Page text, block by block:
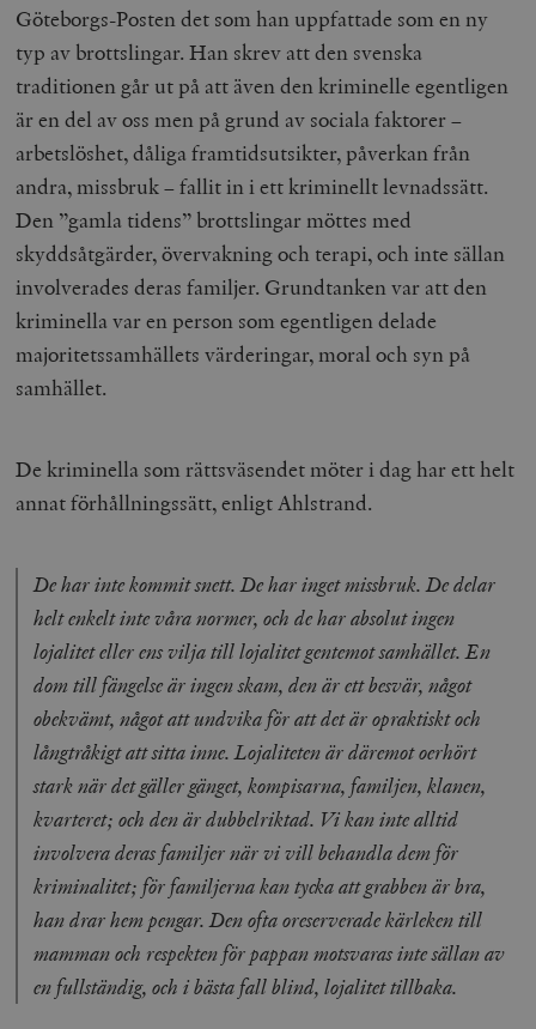
Göteborgs-Posten det som han uppfattade som en ny
typ av brottslingar. Han skrev att den svenska
traditionen går ut på att även den kriminelle egentligen
är en del av oss men på grund av sociala faktorer –
arbetslöshet, dåliga framtidsutsikter, påverkan från
andra, missbruk – fallit in i ett kriminellt levnadssätt.
Den ”gamla tidens” brottslingar möttes med
skyddsåtgärder, övervakning och terapi, och inte sällan
involverades deras familjer. Grundtanken var att den
kriminella var en person som egentligen delade
majoritetssamhällets värderingar, moral och syn på
samhället.
De kriminella som rättsväsendet möter i dag har ett helt
annat förhållningssätt, enligt Ahlstrand.
De har inte kommit snett. De har inget missbruk. De delar
helt enkelt inte våra normer, och de har absolut ingen
lojalitet eller ens vilja till lojalitet gentemot samhället. En
dom till fängelse är ingen skam, den är ett besvär, något
obekvämt, något att undvika för att det är opraktiskt och
långtråkigt att sitta inne. Lojaliteten är däremot oerhört
stark när det gäller gänget, kompisarna, familjen, klanen,
kvarteret; och den är dubbelriktad. Vi kan inte alltid
involvera deras familjer när vi vill behandla dem för
kriminalitet; för familjerna kan tycka att grabben är bra,
han drar hem pengar. Den ofta oreserverade kärleken till
mamman och respekten för pappan motsvaras inte sällan av
en fullständig, och i bästa fall blind, lojalitet tillbaka.